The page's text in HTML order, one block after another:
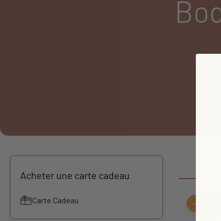
Acheter une carte cadeau
Carte Cadeau -34,81%